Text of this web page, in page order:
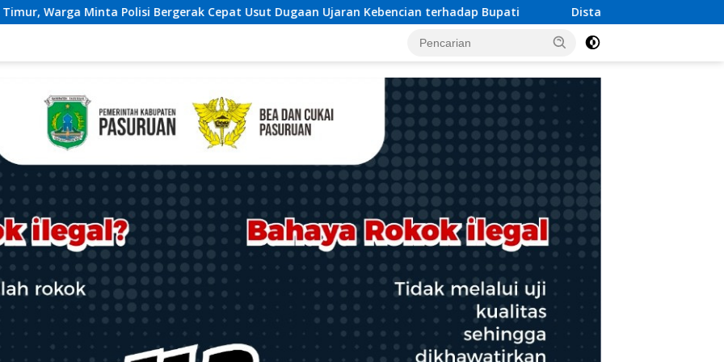
Cepat Usut Dugaan Ujaran Kebencian terhadap Bupati Distanbun Bireuen Gelar Temu Ramah Bersama Penerima